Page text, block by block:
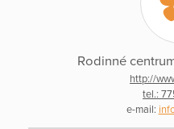
Rodinné
http://
tel.:
e-mail: